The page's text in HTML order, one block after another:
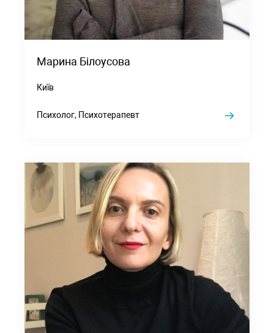
Марина Білоусова
Київ
Психолог, Психотерапевт